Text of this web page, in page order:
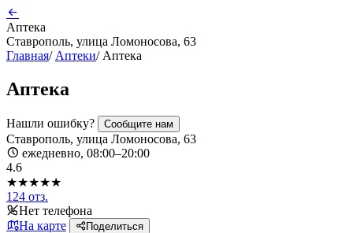
Аптека
Ставрополь, улица Ломоносова, 63
Главная/ Аптеки/ Аптека
Аптека
Нашли ошибку? Сообщите нам
Ставрополь, улица Ломоносова, 63
ежедневно, 08:00–20:00
4.6
★★★★★
124 отз.
Нет телефона
На карте
Поделиться